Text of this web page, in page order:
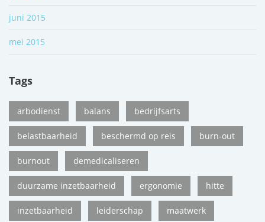
juni 2015
mei 2015
Tags
arbodienst balans bedrijfsarts
belastbaarheid beschermd op reis burn-out
burnout demedicaliseren
duurzame inzetbaarheid ergonomie hitte
inzetbaarheid leiderschap maatwerk